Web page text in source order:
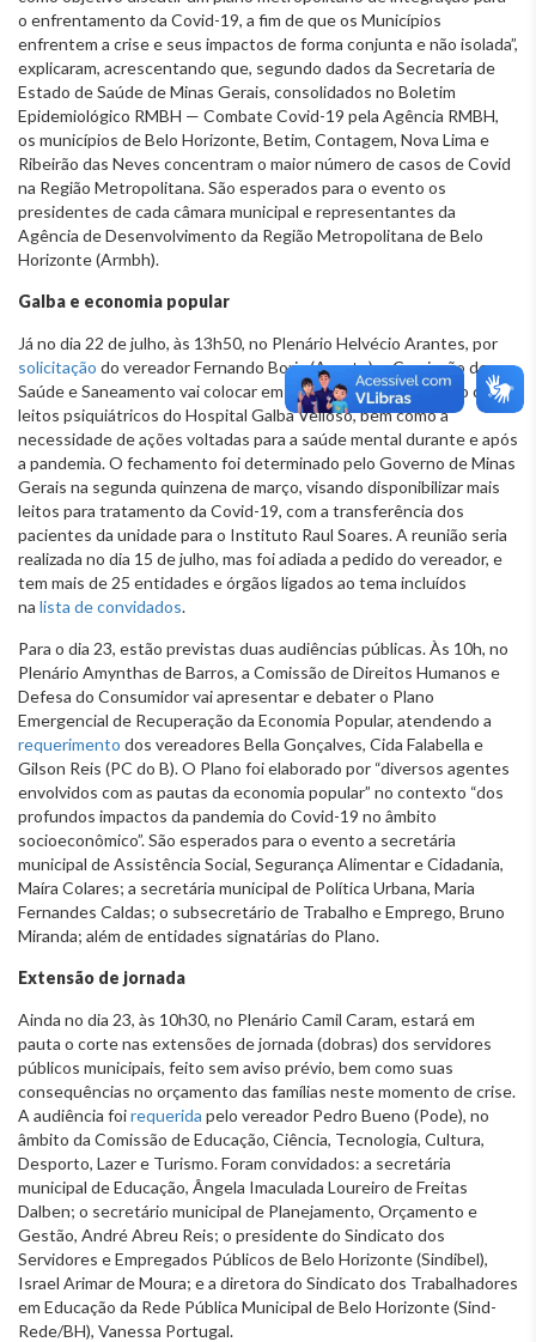
o enfrentamento da Covid-19, a fim de que os Municípios
enfrentem a crise e seus impactos de forma conjunta e não isolada”,
explicaram, acrescentando que, segundo dados da Secretaria de
Estado de Saúde de Minas Gerais, consolidados no Boletim
Epidemiológico RMBH — Combate Covid-19 pela Agência RMBH,
os municípios de Belo Horizonte, Betim, Contagem, Nova Lima e
Ribeirão das Neves concentram o maior número de casos de Covid
na Região Metropolitana. São esperados para o evento os
presidentes de cada câmara municipal e representantes da
Agência de Desenvolvimento da Região Metropolitana de Belo
Horizonte (Armbh).
Galba e economia popular
Já no dia 22 de julho, às 13h50, no Plenário Helvécio Arantes, por
solicitação do vereador Fernando Borja (Avante), a Comissão de
Saúde e Saneamento vai colocar em discussão o fechamento dos
leitos psiquiátricos do Hospital Galba Velloso, bem como a
necessidade de ações voltadas para a saúde mental durante e após
a pandemia. O fechamento foi determinado pelo Governo de Minas
Gerais na segunda quinzena de março, visando disponibilizar mais
leitos para tratamento da Covid-19, com a transferência dos
pacientes da unidade para o Instituto Raul Soares. A reunião seria
realizada no dia 15 de julho, mas foi adiada a pedido do vereador, e
tem mais de 25 entidades e órgãos ligados ao tema incluídos
na lista de convidados.
Para o dia 23, estão previstas duas audiências públicas. Às 10h, no
Plenário Amynthas de Barros, a Comissão de Direitos Humanos e
Defesa do Consumidor vai apresentar e debater o Plano
Emergencial de Recuperação da Economia Popular, atendendo a
requerimento dos vereadores Bella Gonçalves, Cida Falabella e
Gilson Reis (PC do B). O Plano foi elaborado por “diversos agentes
envolvidos com as pautas da economia popular” no contexto “dos
profundos impactos da pandemia do Covid-19 no âmbito
socioeconômico”. São esperados para o evento a secretária
municipal de Assistência Social, Segurança Alimentar e Cidadania,
Maíra Colares; a secretária municipal de Política Urbana, Maria
Fernandes Caldas; o subsecretário de Trabalho e Emprego, Bruno
Miranda; além de entidades signatárias do Plano.
Extensão de jornada
Ainda no dia 23, às 10h30, no Plenário Camil Caram, estará em
pauta o corte nas extensões de jornada (dobras) dos servidores
públicos municipais, feito sem aviso prévio, bem como suas
consequências no orçamento das famílias neste momento de crise.
A audiência foirequerida pelo vereador Pedro Bueno (Pode), no
âmbito da Comissão de Educação, Ciência, Tecnologia, Cultura,
Desporto, Lazer e Turismo. Foram convidados: a secretária
municipal de Educação, Ângela Imaculada Loureiro de Freitas
Dalben; o secretário municipal de Planejamento, Orçamento e
Gestão, André Abreu Reis; o presidente do Sindicato dos
Servidores e Empregados Públicos de Belo Horizonte (Sindibel),
Israel Arimar de Moura; e a diretora do Sindicato dos Trabalhadores
em Educação da Rede Pública Municipal de Belo Horizonte (Sind-
Rede/BH), Vanessa Portugal.